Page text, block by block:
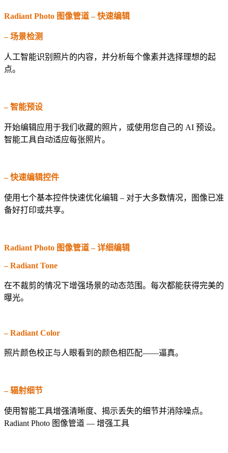
Radiant Photo 图像管道 – 快速编辑
– 场景检测
人工智能识别照片的内容，并分析每个像素并选择理想的起
点。
– 智能预设
开始编辑应用于我们收藏的照片，或使用您自己的 AI 预设。
智能工具自动适应每张照片。
– 快速编辑控件
使用七个基本控件快速优化编辑 – 对于大多数情况，图像已准
备好打印或共享。
Radiant Photo 图像管道 – 详细编辑
– Radiant Tone
在不裁剪的情况下增强场景的动态范围。每次都能获得完美的
曝光。
– Radiant Color
照片颜色校正与人眼看到的颜色相匹配——逼真。
– 辐射细节
使用智能工具增强清晰度、揭示丢失的细节并消除噪点。
Radiant Photo 图像管道 — 增强工具